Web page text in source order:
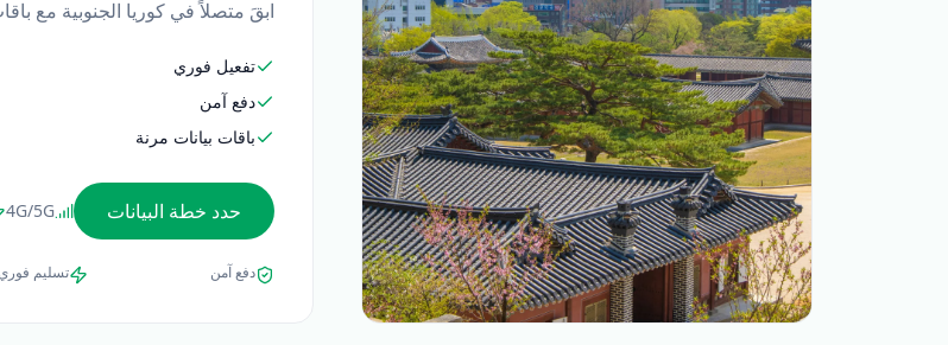
ابقَ متصلاً في كوريا الجنوبية مع
تفعيل فوري
دفع آمن
باقات بيانات مرنة
حدد خطة البيانات 4G/5G
دفع آمن تسليم